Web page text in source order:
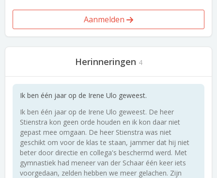
Aanmelden
Herinneringen 4
Ik ben één jaar op de Irene Ulo geweest.
Ik ben één jaar op de Irene Ulo geweest. De heer
Stienstra kon geen orde houden en ik kon daar niet
gepast mee omgaan. De heer Stienstra was niet
geschikt om voor de klas te staan, jammer dat hij niet
beter door directie en collega's beschermd werd. Met
gymnastiek had meneer van der Schaar één keer iets
voorgedaan, zelden hebben we meer gelachen. Zijn